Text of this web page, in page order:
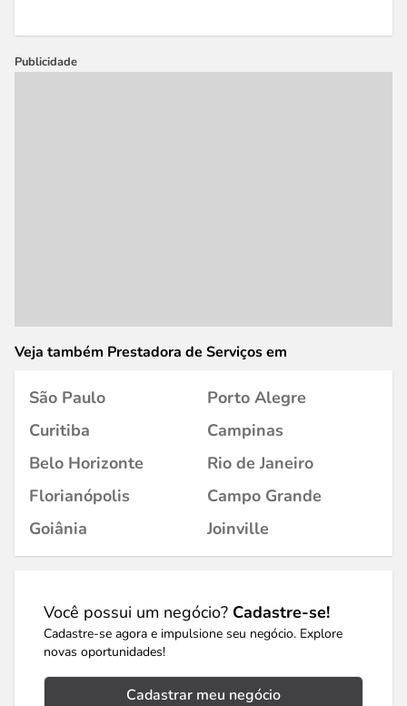
Publicidade
Veja também Prestadora de Serviços em
São Paulo
Porto Alegre
Curitiba
Campinas
Belo Horizonte
Rio de Janeiro
Florianópolis
Campo Grande
Goiânia
Joinville
Você possui um negócio? Cadastre-se!
Cadastre-se agora e impulsione seu negócio. Explore
novas oportunidades!
Cadastrar meu negócio